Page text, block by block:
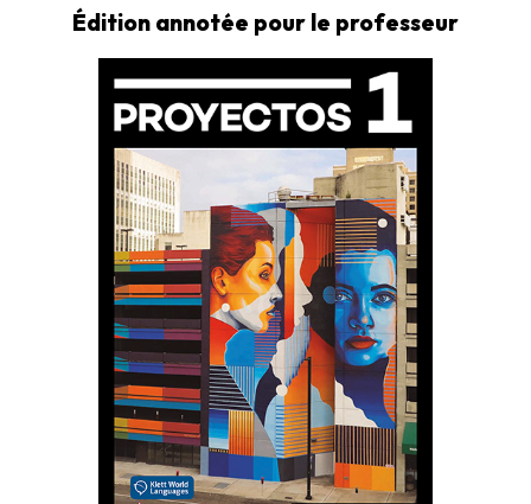
Édition annotée pour le professeur